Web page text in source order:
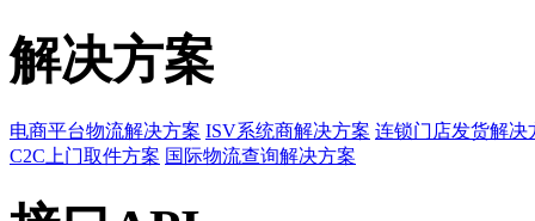
解决方案
电商平台物流解决方案 ISV系统商解决方案 连锁门店发货解决
C2C上门取件方案 国际物流查询解决方案